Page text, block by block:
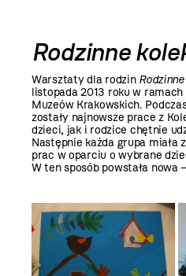
Rodzinne
Warsztaty dla rodzin
listopada 2013 roku w
Muzeów Krakowskich.
zostały najnowsze prace z
dzieci, jak i rodzice chętnie
Następnie każda grupa miała
prac w oparciu o wybrane
W ten sposób powstała nowa